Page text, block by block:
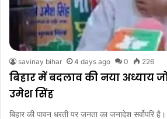
savinay bihar 4 days ago 0 226
बिहार में बदलाव की नया अध्याय
उमेश सिंह
बिहार की पावन धरती पर जनता का जनादेश सर्वोपरि